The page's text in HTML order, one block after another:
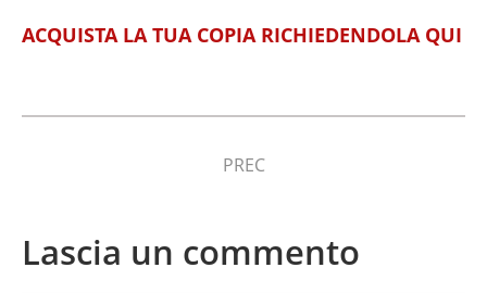
ACQUISTA LA TUA COPIA RICHIEDENDOLA QUI
PREC
Lascia un commento